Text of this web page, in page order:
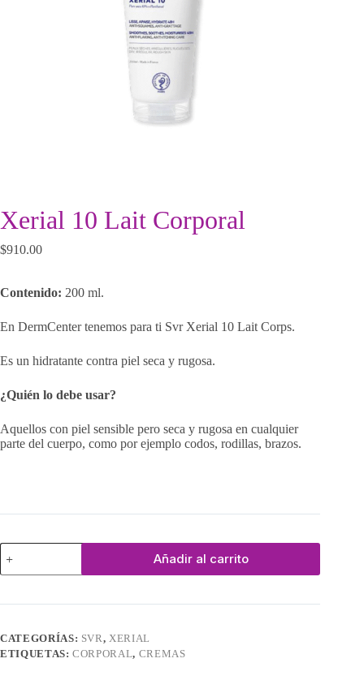
Xerial 10 Lait Corporal
$910.00
Contenido: 200 ml.
En DermCenter tenemos para ti Svr Xerial 10 Lait Corps.
Es un hidratante contra piel seca y rugosa.
¿Quién lo debe usar?
Aquellos con piel sensible pero seca y rugosa en cualquier
parte del cuerpo, como por ejemplo codos, rodillas, brazos.
Xerial
10
Lait
cantidad
Añadir al carrito
CATEGORÍAS: SVR , XERIAL
ETIQUETAS:CORPORAL, CREMAS